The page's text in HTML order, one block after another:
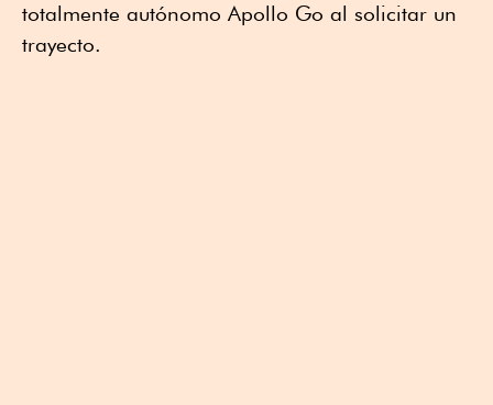
totalmente autónomo Apollo Go al solicitar un
trayecto.